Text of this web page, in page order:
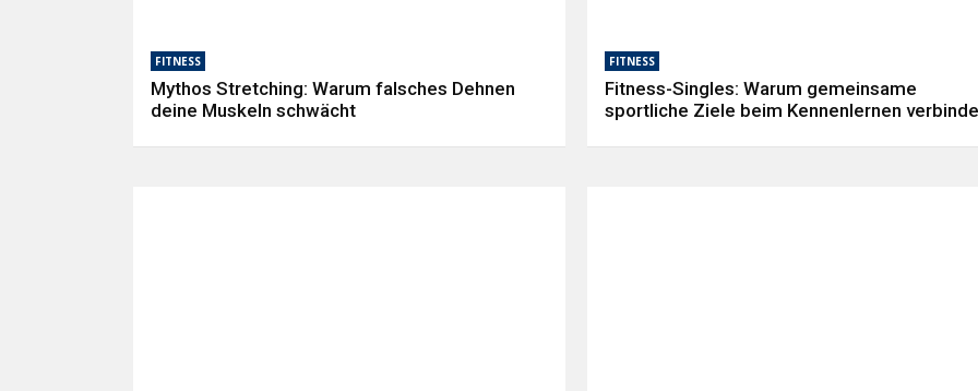
FITNESS
Mythos Stretching: Warum falsches Dehnen
deine Muskeln schwächt
FITNESS
Fitness-Singles: Warum gemeinsame
sportliche Ziele beim Kennenlernen